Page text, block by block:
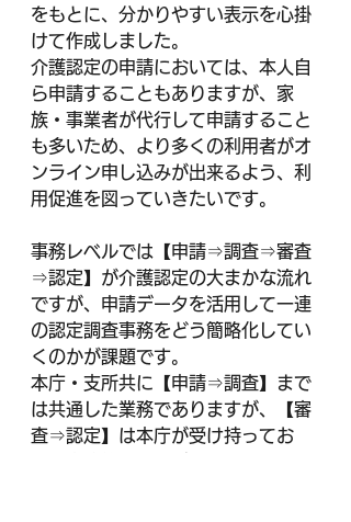
をもとに、分かりやすい表示を心掛
けて作成しました。
介護認定の申請においては、本人自
ら申請することもありますが、家
族・事業者が代行して申請すること
も多いため、より多くの利用者がオ
ンライン申し込みが出来るよう、利
用促進を図っていきたいです。
事務レベルでは【申請⇒調査⇒審査
⇒認定】が介護認定の大まかな流れ
ですが、申請データを活用して一連
の認定調査事務をどう簡略化してい
くのかが課題です。
本庁・支所共に【申請⇒調査】まで
は共通した業務でありますが、【審
査⇒認定】は本庁が受け持ってお